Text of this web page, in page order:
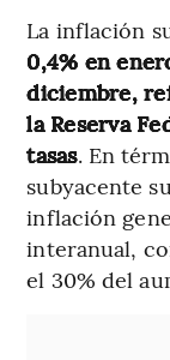
La inflación
0,4% en
diciembre,
la Reserva
tasas. En
subyacente
inflación
interanual,
el 30% del